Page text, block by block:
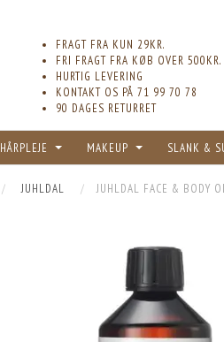
FRAGT FRA KUN 29KR.
FRI FRAGT FRA KØB OVER 500KR.
HURTIG LEVERING
KONTAKT OS PÅ 71 99 70 78
90 DAGES RETURRET
HÅRPLEJE MAKEUP SLANK &
JUHLDAL JUHLDAL FACE & BODY